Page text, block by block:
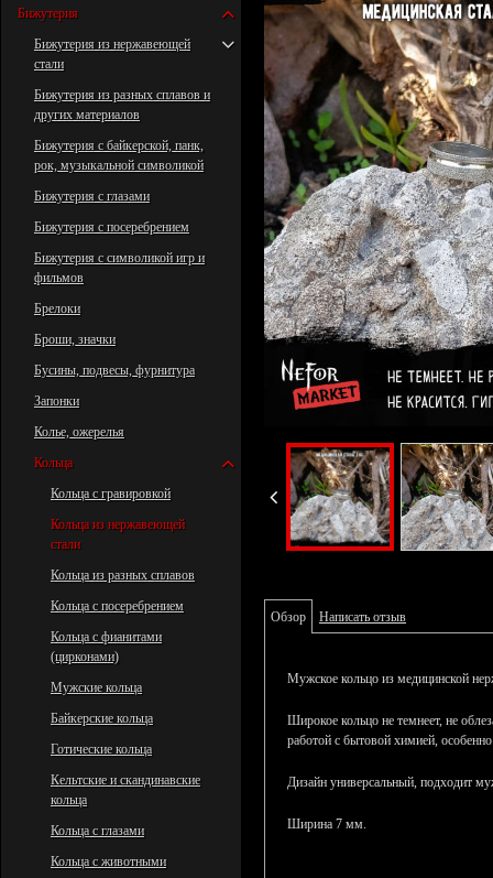
Бижутерия
Бижутерия из нержавеющей
стали
Бижутерия из разных сплавов и
других материалов
Бижутерия с байкерской, панк,
рок, музыкальной символикой
Бижутерия с глазами
Бижутерия с посеребрением
Бижутерия с символикой игр и
фильмов
Брелоки
Броши, значки
Бусины, подвесы, фурнитура
Запонки
Колье, ожерелья
Кольца
Кольца с гравировкой
Кольца из нержавеющей
стали
Кольца из разных сплавов
Кольца с посеребрением
Кольца с фианитами
(цирконами)
Мужские кольца
Байкерские кольца
Готические кольца
Кельтские и скандинавские
кольца
Кольца с глазами
Кольца с животными
Обзор Написать отзыв
Мужское кольцо из медицинской
Широкое кольцо не темнеет, не
работой с бытовой химией,
Дизайн универсальный, подходит
Ширина 7 мм.